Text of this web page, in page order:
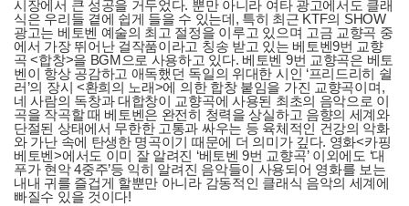
시장에서 큰 성공을 거두었다. 뿐만 아니라 여타 광고에서도 클래
식은 우리들 곁에 쉽게 들을 수 있는데, 특히 최근 KTF의 SHOW
광고는 베토벤 예술의 최고 절정을 이루고 있으며 고금 교향곡 중
에서 가장 뛰어난 걸작품이라고 칭송 받고 있는 베토벤9번 교향
곡 <합창>을 BGM으로 사용하고 있다. 베토벤 9번 교향곡은 베토
벤이 항상 공감하고 애독했던 독일의 위대한 시인 ‘프리드리히 쉴
러’의 장시 <환희의 노래>에 의한 합창 붙임을 가진 교향곡이며,
네 사람의 독창과 대합창이 교향곡에 사용된 최초의 음악으로 이
곡을 작곡할 때 베토벤은 완전히 청력을 상실하고 음향의 세계와
단절된 상태에서 무한한 고통과 싸우는 등 육체적인 건강의 악화
와 가난 속에 탄생한 명곡이기 때문에 더 의미가 깊다. 영화<카핑
베토벤>에서도 이미 잘 알려진 ‘베토벤 9번 교향곡’ 이외에도 ‘대
푸가 현악 4중주’등 익히 알려진 음악들이 사용되어 영화를 보는
내내 귀를 즐겁게 할뿐만 아니라 감동적인 클래식 음악의 세계에
빠질수 있을 것이다!